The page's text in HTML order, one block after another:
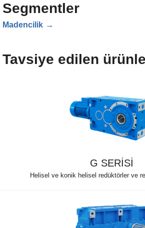
Segmentler
Madencilik
Tavsiye edilen
G SERİSİ
Helisel ve konik helisel redüktörler ve